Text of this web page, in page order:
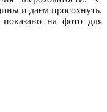
и даем просохнуть.
на фото для